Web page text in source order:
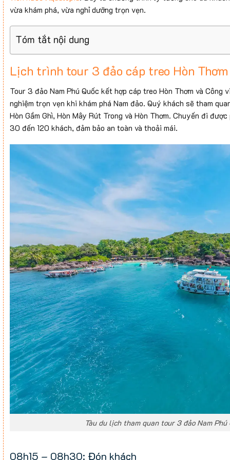
vừa khám phá, vừa nghỉ dưỡng trọn vẹn.
Tóm tắt nội dung
Lịch trình tour 3 đảo cáp treo Hòn
Tour 3 đảo Nam Phú Quốc kết hợp cáp treo Hòn Thơm và
nghiệm trọn vẹn khi khám phá Nam đảo. Quý khách sẽ tham
Hòn Gầm Ghì, Hòn Mây Rút Trong và Hòn Thơm. Chuyến đi
30 đến 120 khách, đảm bảo an toàn và thoải mái.
Tàu du lịch tham quan tour 3 đảo Nam Phú
08h15 – 08h30: Đón khách